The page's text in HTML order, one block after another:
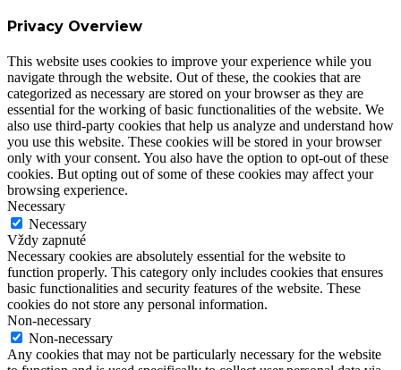
Privacy Overview
This website uses cookies to improve your experience while you
navigate through the website. Out of these, the cookies that are
categorized as necessary are stored on your browser as they are
essential for the working of basic functionalities of the website. We
also use third-party cookies that help us analyze and understand how
you use this website. These cookies will be stored in your browser
only with your consent. You also have the option to opt-out of these
cookies. But opting out of some of these cookies may affect your
browsing experience.
Necessary
Necessary
Vždy zapnuté
Necessary cookies are absolutely essential for the website to
function properly. This category only includes cookies that ensures
basic functionalities and security features of the website. These
cookies do not store any personal information.
Non-necessary
Non-necessary
Any cookies that may not be particularly necessary for the website